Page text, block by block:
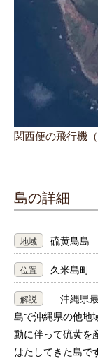
関西便の飛行機
島の詳細
地域 硫黄鳥島
位置 久米島町
解説
沖縄県
島で沖縄県の他地
動に伴って硫黄を
はたしてきた島で